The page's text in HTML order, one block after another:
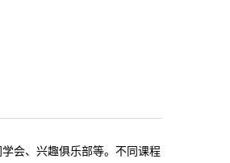
会、兴趣俱乐部等。不同课程